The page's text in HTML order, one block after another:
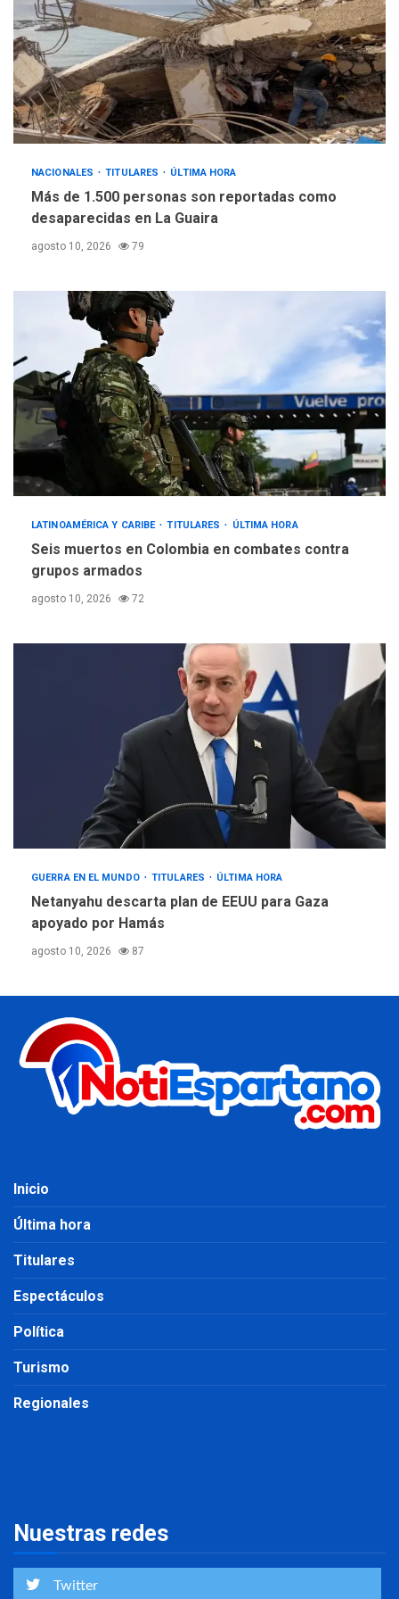
NACIONALES TITULARES ÚLTIMA HORA
Más de 1.500 personas son reportadas como
desaparecidas en La Guaira
agosto 10, 2026 79
LATINOAMÉRICA Y CARIBE TITULARES ÚLTIMA HORA
Seis muertos en Colombia en combates contra
grupos armados
agosto 10, 2026 72
GUERRA EN EL MUNDO TITULARES ÚLTIMA HORA
Netanyahu descarta plan de EEUU para Gaza
apoyado por Hamás
agosto 10, 2026 87
Inicio
Última hora
Titulares
Espectáculos
Política
Turismo
Regionales
Nuestras redes
Twitter